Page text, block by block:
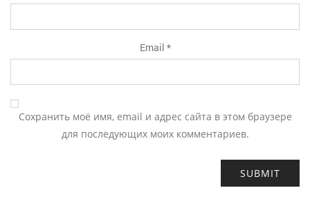
Email *
Сохранить моё имя, email и адрес сайта в этом браузере
для последующих моих комментариев.